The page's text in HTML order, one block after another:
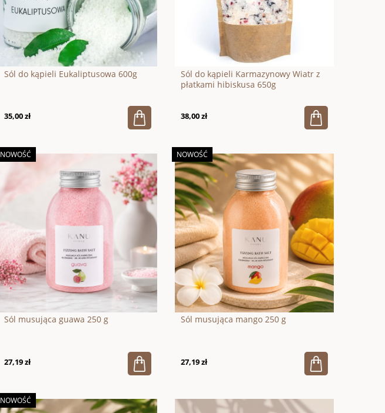
Sól do kąpieli Eukaliptusowa 600g
35,00 zł
Sól do kąpieli Karmazynowy Wiatr z
płatkami hibiskusa 650g
38,00 zł
Sól musująca guawa 250 g
27,19 zł
NOWOŚĆ
Sól musująca mango 250 g
27,19 zł
NOWOŚĆ
NOWOŚĆ